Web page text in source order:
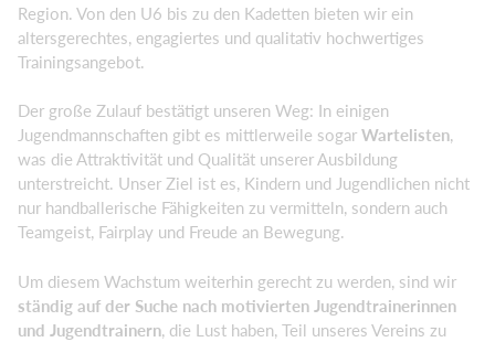
Region. Von den U6 bis zu den Kadetten bieten wir ein
altersgerechtes, engagiertes und qualitativ hochwertiges
Trainingsangebot.
Der große Zulauf bestätigt unseren Weg: In einigen
Jugendmannschaften gibt es mittlerweile sogar Wartelisten,
was die Attraktivität und Qualität unserer Ausbildung
unterstreicht. Unser Ziel ist es, Kindern und Jugendlichen nicht
nur handballerische Fähigkeiten zu vermitteln, sondern auch
Teamgeist, Fairplay und Freude an Bewegung.
Um diesem Wachstum weiterhin gerecht zu werden, sind wir
ständig auf der Suche nach motivierten Jugendtrainerinnen
und Jugendtrainern , die Lust haben, Teil unseres Vereins zu